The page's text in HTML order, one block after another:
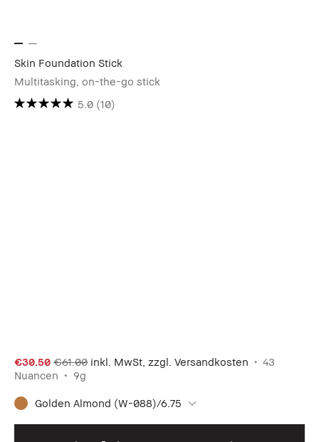
Skin Foundation Stick
Multitasking, on-the-go stick
5.0 (10)
€30.50 €61.00 inkl. MwSt, zzgl. Versandkosten
43
Nuancen
9g
Golden Almond (W-088)/6.75